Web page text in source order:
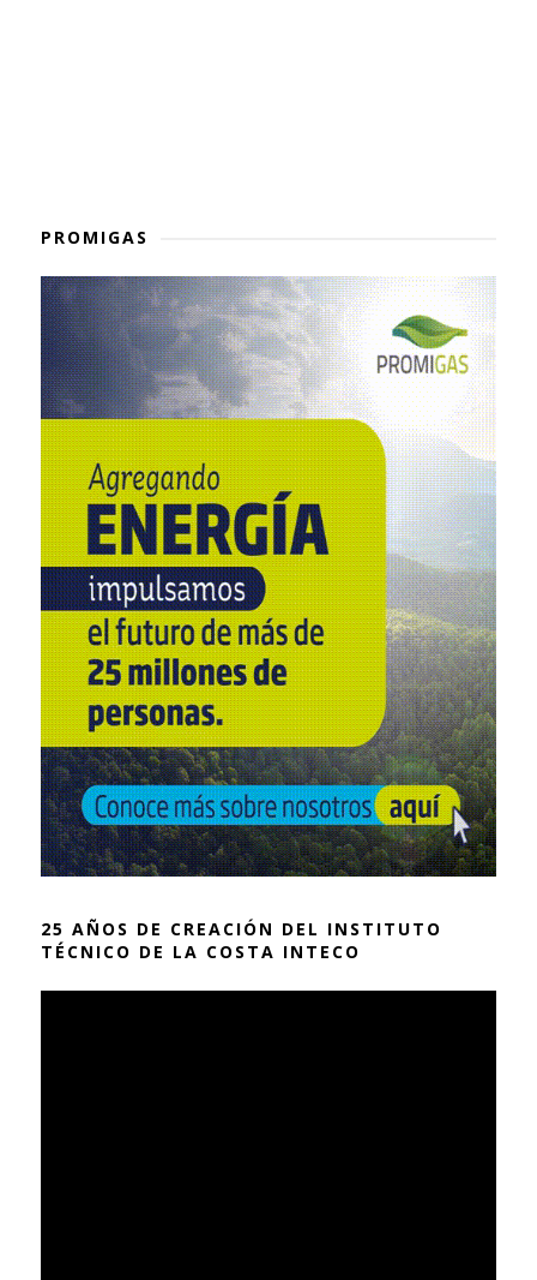
PROMIGAS
25 AÑOS DE CREACIÓN DEL INSTITUTO
TÉCNICO DE LA COSTA INTECO